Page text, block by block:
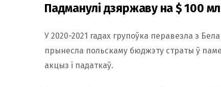
Падманулі дзяржаву на $ 100
У 2020-2021 гадах групоўка перавезла з
прынесла польскаму бюджэту страты ў
акцыз і падаткаў.